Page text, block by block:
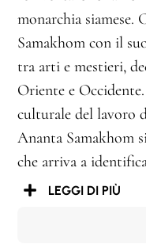
monarchia siamese.
Samakhom con il
tra arti e mestieri,
Oriente e
culturale del lavoro
Ananta Samakhom
che arriva a
LEGGI DI PIÙ